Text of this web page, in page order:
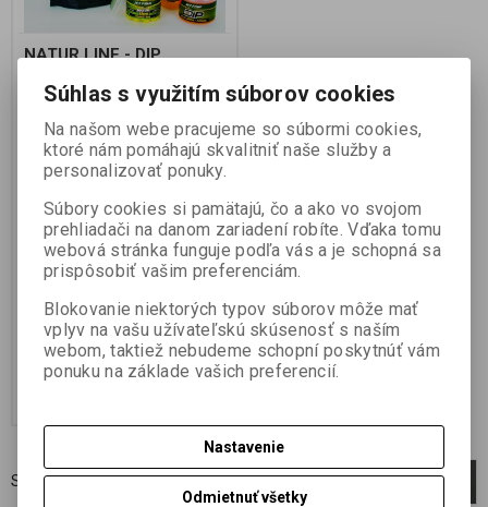
NATUR LINE - DIP
Katalógové číslo:000308
Záruka (mesiacov):24
Termín dodania (dni):7
Hmotnosť balenia:
0,175 kg
Počet v balení:1 ks
Další nový velmi koncentrovaný a
sladký dip. Při jeho sestavování
jsme kladli důraz na okamžitý
účinek nástrah, které v něm
nadipujete. Může se používat
nejen na boilie, ale třeba i...
5,99 EUR
4,87 EUR (Vaša cena bez DPH:)
Strana1z1Celkom1záznamov
Súhlas s využitím súborov cookies
Na našom webe pracujeme so súbormi cookies,
ktoré nám pomáhajú skvalitniť naše služby a
personalizovať ponuky.
Súbory cookies si pamätajú, čo a ako vo svojom
prehliadači na danom zariadení robíte. Vďaka tomu
webová stránka funguje podľa vás a je schopná sa
prispôsobiť vašim preferenciám.
Blokovanie niektorých typov súborov môže mať
vplyv na vašu užívateľskú skúsenosť s naším
webom, taktiež nebudeme schopní poskytnúť vám
ponuku na základe vašich preferencií.
Nastavenie
Odmietnuť všetky